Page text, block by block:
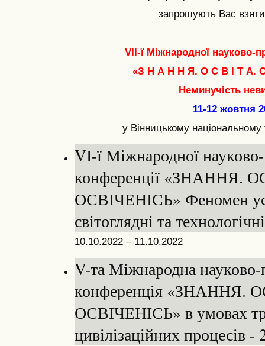
запрошують Вас взяти
VII-ї Міжнародної науково-
«З Н А Н Н Я. О С В І Т А.
Неминучість
11-12 жовтня
у Вінницькому національному
VІ-ї Міжнародної
конференції «ЗНАННЯ.
ОСВІЧЕНІСЬ» Феномен
світоглядні та
10.10.2022 – 11.10.2022
V-та Міжнародна науково-
конференція «ЗНАННЯ.
ОСВІЧЕНІСЬ» в умовах
цивілізаційних процесів -